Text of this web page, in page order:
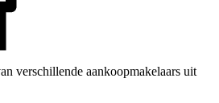
verschillende aankoopmakelaars uit